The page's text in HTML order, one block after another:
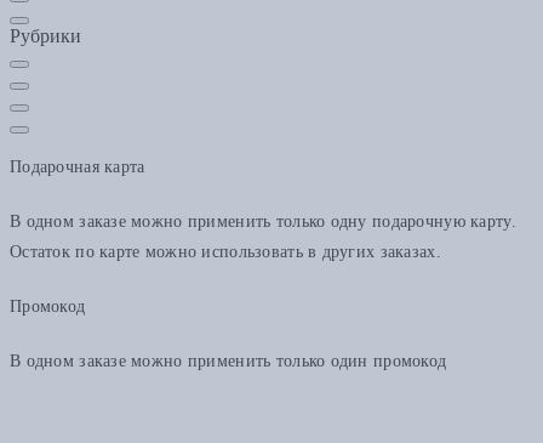
Рубрики
Подарочная карта
В одном заказе можно применить только одну подарочную карту.
Остаток по карте можно использовать в других заказах.
Промокод
В одном заказе можно применить только один промокод